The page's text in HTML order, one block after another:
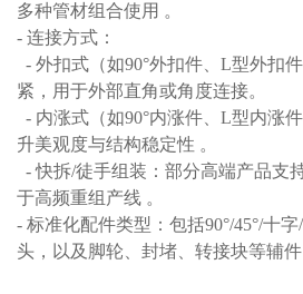
多种管材组合使用 。
- 连接方式：
- 外扣式（如90°外扣件、L型外扣
紧，用于外部直角或角度连接。
- 内涨式（如90°内涨件、L型内涨
升美观度与结构稳定性 。
- 快拆/徒手组装：部分高端产品支
于高频重组产线 。
- 标准化配件类型：包括90°/45°/十
头，以及脚轮、封堵、转接块等辅件